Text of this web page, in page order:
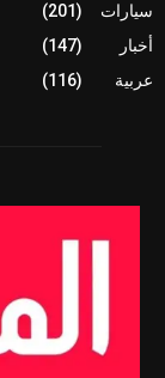
سيارات
(201)
أخبار
(147)
عربية
(116)